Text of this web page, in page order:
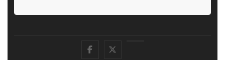
facebook